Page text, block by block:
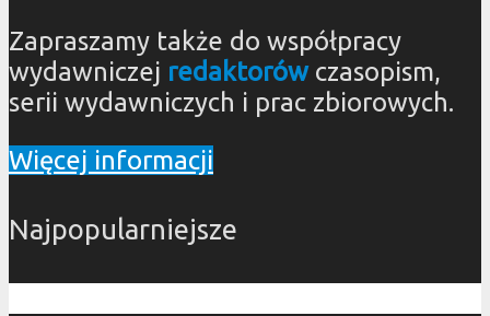
Zapraszamy także do współpracy
wydawniczej redaktorówczasopism,
serii wydawniczych i prac zbiorowych.
Więcej informacji
Najpopularniejsze